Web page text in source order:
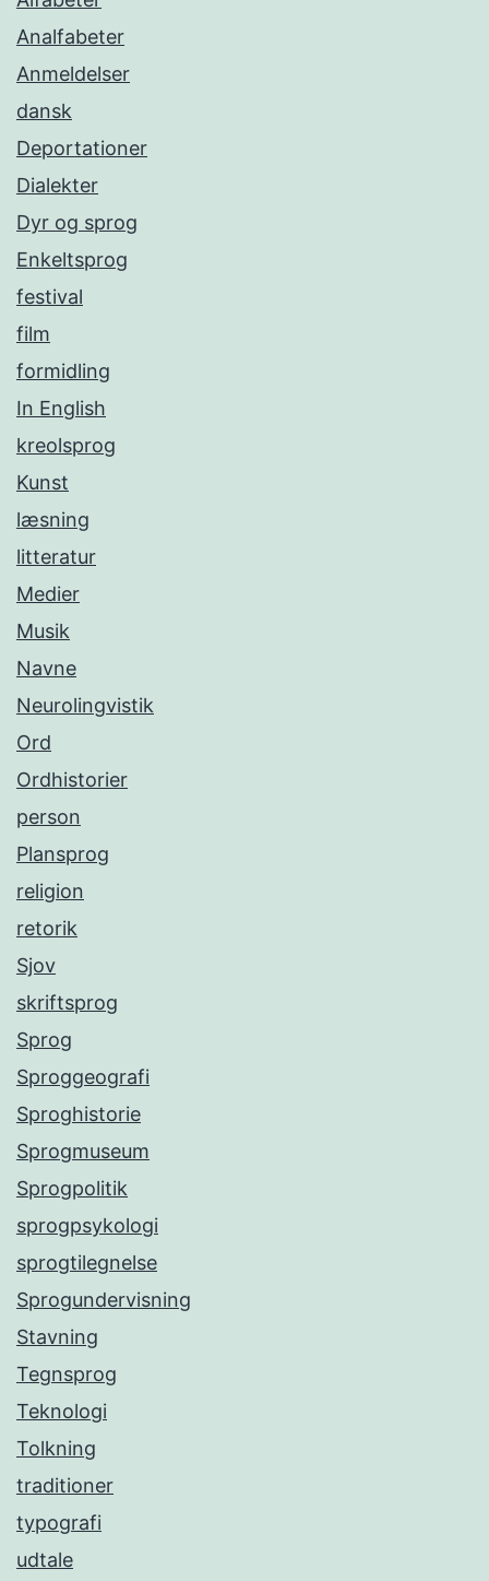
Analfabeter
Anmeldelser
dansk
Deportationer
Dialekter
Dyr og sprog
Enkeltsprog
festival
film
formidling
In English
kreolsprog
Kunst
læsning
litteratur
Medier
Musik
Navne
Neurolingvistik
Ord
Ordhistorier
person
Plansprog
religion
retorik
Sjov
skriftsprog
Sprog
Sproggeografi
Sproghistorie
Sprogmuseum
Sprogpolitik
sprogpsykologi
sprogtilegnelse
Sprogundervisning
Stavning
Tegnsprog
Teknologi
Tolkning
traditioner
typografi
udtale